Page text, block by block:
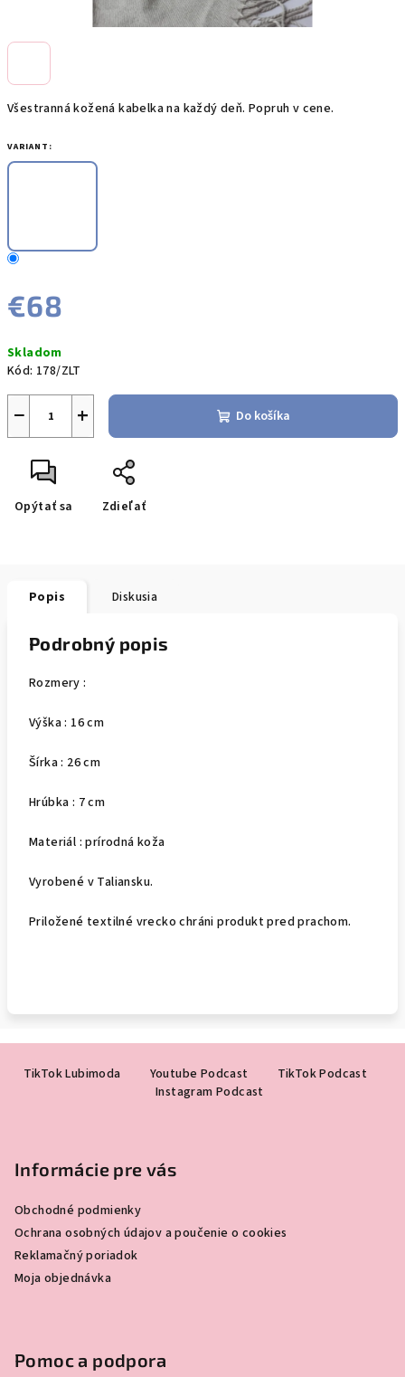
Všestranná kožená kabelka na každý deň. Popruh v cene.
VARIANT:
€68
cena:
Skladom
Kód: 178/ZLT
+
− Do košíka
Opýtať sa Zdieľať
Popis Diskusia
Podrobný popis
Rozmery :
Výška : 16 cm
Šírka : 26 cm
Hrúbka : 7 cm
Materiál : prírodná koža
Vyrobené v Taliansku.
Priložené textilné vrecko chráni produkt pred prachom.
TikTok Lubimoda Youtube Podcast
TikTok Podcast
Instagram Podcast
Informácie pre vás
Obchodné podmienky
Ochrana osobných údajov a poučenie o cookies
Reklamačný poriadok
Moja objednávka
Pomoc a podpora